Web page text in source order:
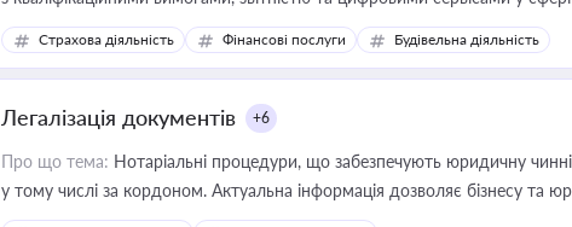
медійних змін у цій сфері корисне для власника бізнесу, керівника,
приватизації, оренди державного майна, корпоративних угод і перевірки
Страхова діяльність Фінансові послуги Будівельна діяльність
Легалізація документів +6
Про що тема: Нотаріальні процедури, що забезпечують юридичну
у тому числі за кордоном. Актуальна інформація дозволяє бізнесу та
ризиків недійсності та забезпечувати їх належне прийняття органами